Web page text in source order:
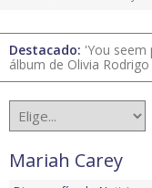
Destacado: 'You
álbum de Olivia Rodrigo
Mariah Carey